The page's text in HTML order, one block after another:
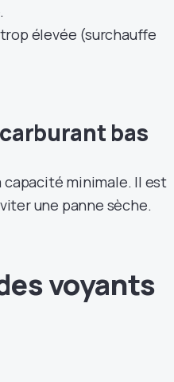
élevée (surchauffe
bas
minimale. Il est
une panne sèche.
voyants